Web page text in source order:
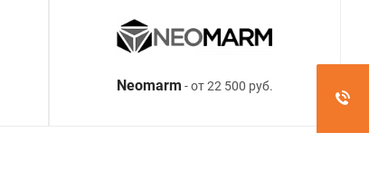
Neomarm - от 22 500 руб.